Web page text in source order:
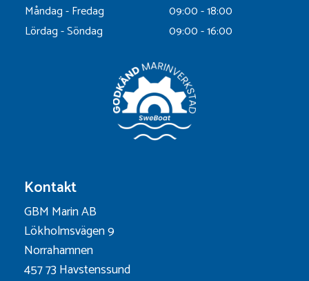
Måndag - Fredag
09:00 - 18:00
Lördag - Söndag
09:00 - 16:00
Kontakt
GBM Marin AB
Lökholmsvägen 9
Norrahamnen
457 73 Havstenssund